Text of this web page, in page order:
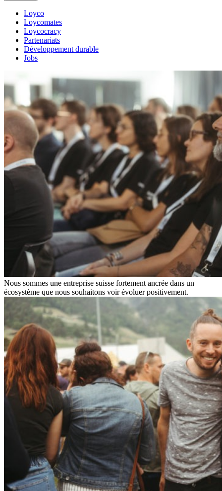
Loyco
Loycomates
Loycocracy
Partenariats
Développement durable
Jobs
Nous sommes une entreprise suisse fortement ancrée dans un
écosystème que nous souhaitons voir évoluer positivement.